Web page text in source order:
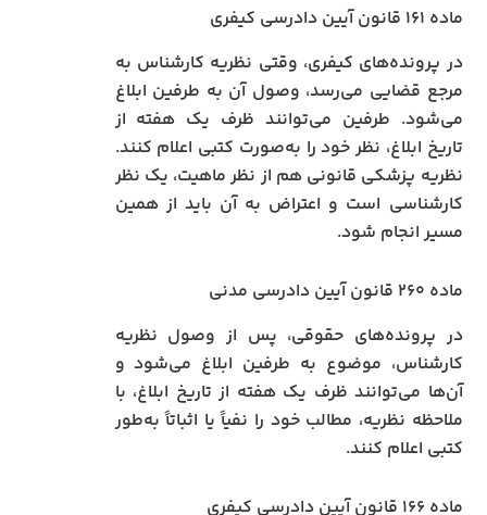
ماده ۱۶۱ قانون آیین دادرسی کیفری
در پرونده‌های کیفری، وقتی نظریه کارشناس به
مرجع قضایی می‌رسد، وصول آن به طرفین ابلاغ
می‌شود. طرفین می‌توانند ظرف یک هفته از
تاریخ ابلاغ، نظر خود را به‌صورت کتبی اعلام کنند.
نظریه پزشکی قانونی هم از نظر ماهیت، یک نظر
کارشناسی است و اعتراض به آن باید از همین
مسیر انجام شود.
ماده ۲۶۰ قانون آیین دادرسی مدنی
در پرونده‌های حقوقی، پس از وصول نظریه
کارشناس، موضوع به طرفین ابلاغ می‌شود و
آن‌ها می‌توانند ظرف یک هفته از تاریخ ابلاغ، با
ملاحظه نظریه، مطالب خود را نفیاً یا اثباتاً به‌طور
کتبی اعلام کنند.
ماده ۱۶۶ قانون آیین دادرسی کیفری